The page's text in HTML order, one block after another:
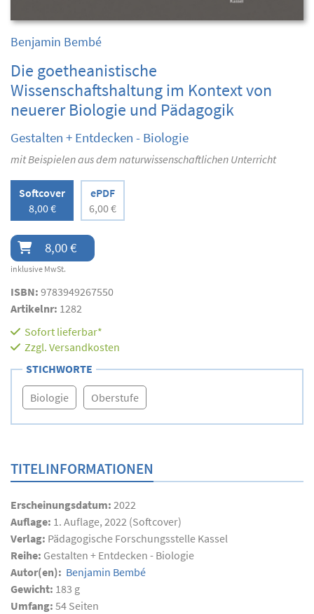
Benjamin Bembé
Die goetheanistische
Wissenschaftshaltung im Kontext von
neuerer Biologie und Pädagogik
Gestalten + Entdecken - Biologie
mit Beispielen aus dem naturwissenschaftlichen Unterricht
Softcover
8,00 €
ePDF
6,00 €
8,00 €
inklusive MwSt.
ISBN: 9783949267550
Artikelnr: 1282
Sofort lieferbar*
Zzgl. Versandkosten
STICHWORTE
Biologie Oberstufe
TITELINFORMATIONEN
Erscheinungsdatum: 2022
Auflage: 1. Auflage, 2022 (Softcover)
Verlag: Pädagogische Forschungsstelle Kassel
Reihe: Gestalten + Entdecken - Biologie
Autor(en): Benjamin Bembé
Gewicht: 183 g
Umfang: 54 Seiten